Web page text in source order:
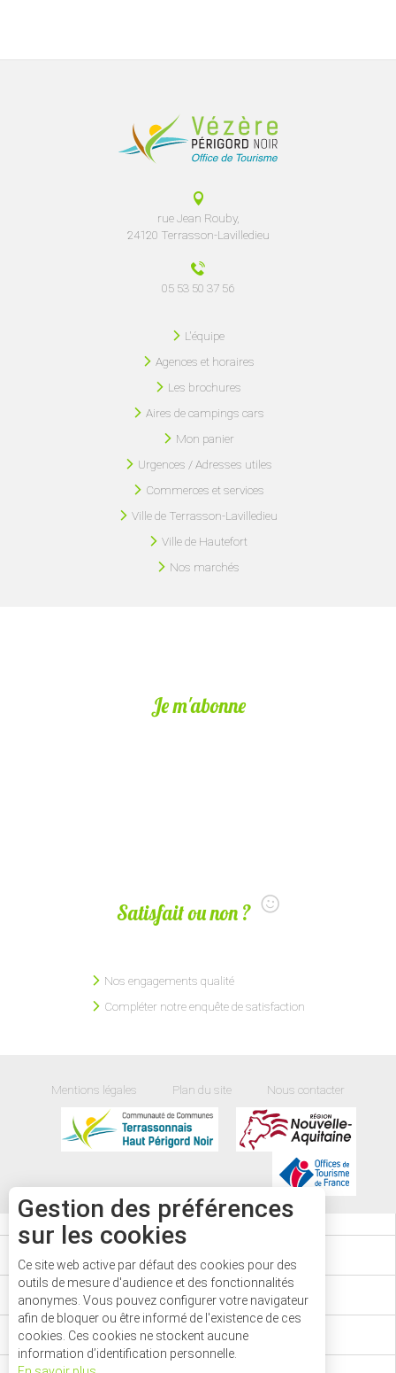
rue Jean Rouby,
24120 Terrasson-Lavilledieu
05 53 50 37 56
L'équipe
Agences et horaires
Les brochures
Aires de campings cars
Mon panier
Urgences / Adresses utiles
Commerces et services
Ville de Terrasson-Lavilledieu
Ville de Hautefort
Nos marchés
Je m'abonne
Satisfait ou non ?
Nos engagements qualité
Compléter notre enquête de satisfaction
Mentions légales Plan du site Nous contacter
CARTE
PASS'AVENTURE
Gestion des préférences
sur les cookies
Ce site web active par défaut des cookies pour des
outils de mesure d'audience et des fonctionnalités
anonymes. Vous pouvez configurer votre navigateur
afin de bloquer ou être informé de l'existence de ces
cookies. Ces cookies ne stockent aucune
information d’identification personnelle.